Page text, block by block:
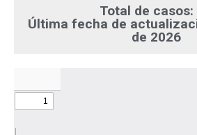
Total de casos:
Última fecha de
de 2026